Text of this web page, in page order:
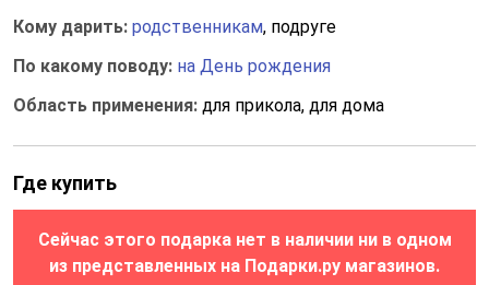
Кому дарить: родственникам, подруге
По какому поводу: на День рождения
Область применения: для прикола, для дома
Где купить
Сейчас этого подарка нет в наличии ни в одном
из представленных на Подарки.ру магазинов.